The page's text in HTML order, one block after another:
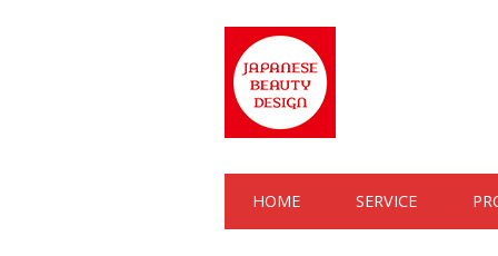
Main menu
HOME SERVICE